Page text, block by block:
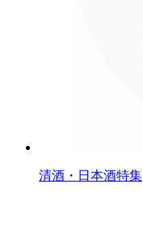
清酒・日本酒特集